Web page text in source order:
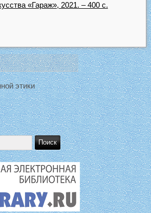
«Гараж», 2021. – 400 с.
этики